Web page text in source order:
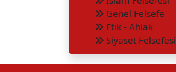
Genel Felsefe
Etik - Ahlak
Siyaset Felsefesi